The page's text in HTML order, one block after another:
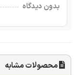
بدون دیدگاه
محصولات مشابه